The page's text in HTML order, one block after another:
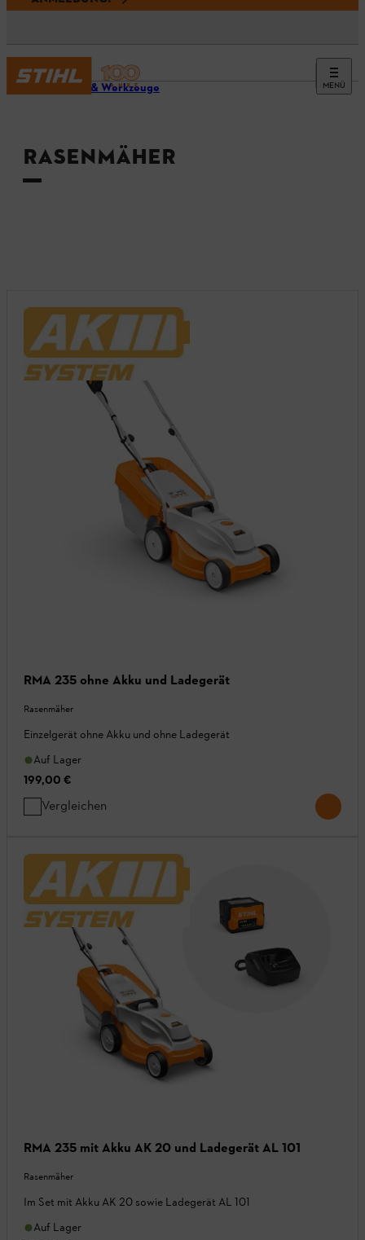
MENÜ
Geräte & Werkzeuge
RASENMÄHER
RMA 235 ohne Akku und Ladegerät
Rasenmäher
Einzelgerät ohne Akku und ohne Ladegerät
Auf Lager
199,00 €
Vergleichen
RMA 235 mit Akku AK 20 und Ladegerät AL 101
Rasenmäher
Im Set mit Akku AK 20 sowie Ladegerät AL 101
Auf Lager